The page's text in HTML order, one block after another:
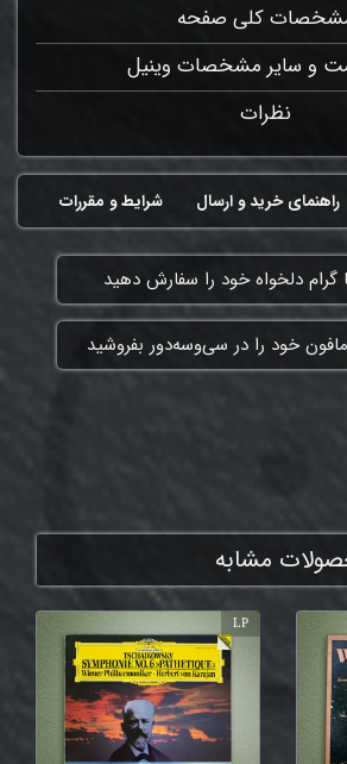
کلی صفحه
و سایر مشخصات وینیل
نظرات
شرایط و مقررات راهنمای خرید و ارسال
دلخواه خود را سفارش دهید
خود را در سی‌وسه‌دور بفروشید
مشابه
LP